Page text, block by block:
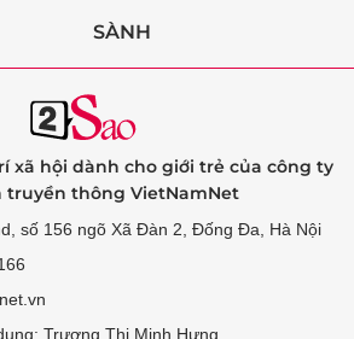
SÀNH
xã hội dành cho giới trẻ của công ty
truyền thông VietNamNet
số 156 ngõ Xã Đàn 2, Đống Đa, Hà Nội
Trương Thị Minh Hưng